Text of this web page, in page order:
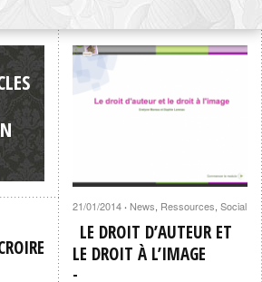
21/01/2014 · News, Ressources, Social
LE DROIT D’AUTEUR ET
LE DROIT À L’IMAGE